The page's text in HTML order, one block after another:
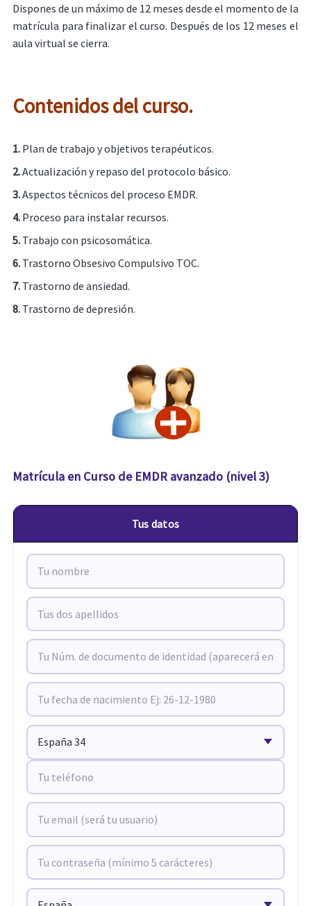
Dispones de un máximo de 12 meses desde el momento de la
matrícula para finalizar el curso. Después de los 12 meses el
aula virtual se cierra.
Contenidos del curso.
1. Plan de trabajo y objetivos terapéuticos.
2.Actualización y repaso del protocolo básico.
3.Aspectos técnicos del proceso EMDR.
4.Proceso para instalar recursos.
5.Trabajo con psicosomática.
6. Trastorno Obsesivo Compulsivo TOC.
7. Trastorno de ansiedad.
8. Trastorno de depresión.
Matrícula en Curso de EMDR avanzado (nivel 3)
Tus datos